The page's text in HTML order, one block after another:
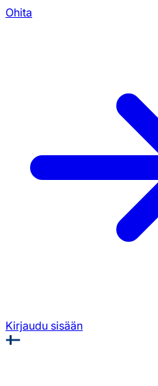
Ohita
Kirjaudu sisään